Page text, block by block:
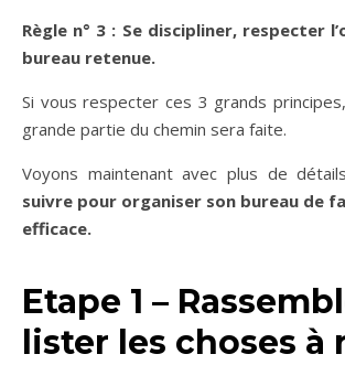
Règle n° 3 : Se discipliner, respecter
bureau retenue.
Si vous respecter ces 3 grands
grande partie du chemin sera faite.
Voyons maintenant avec plus de
suivre pour organiser son bureau de
efficace.
Etape 1 –
lister les choses à